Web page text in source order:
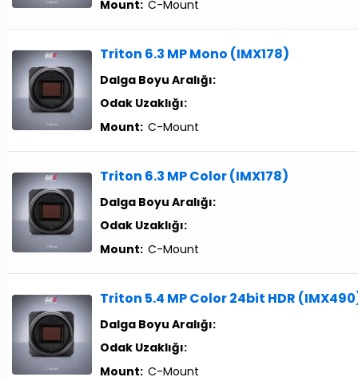
Mount: C-Mount
Triton 6.3 MP Mono (IMX178)
Dalga Boyu Aralığı:
Odak Uzaklığı:
Mount: C-Mount
Triton 6.3 MP Color (IMX178)
Dalga Boyu Aralığı:
Odak Uzaklığı:
Mount: C-Mount
Triton 5.4 MP Color 24bit HDR
Dalga Boyu Aralığı:
Odak Uzaklığı:
Mount: C-Mount